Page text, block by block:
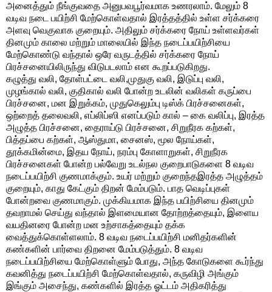
அனைத்தும் நீங்குவதை அனுபவபூர்வமாக உணரலாம். மேலும் 8
வடிவ நடை பயிற்சி மேற்கொள்வதால் இரத்தத்தில் உள்ள சர்க்கரை
அளவு வெகுவாக குறையும். அதிலும் சர்க்கரை நோய் உள்ளவர்கள்
தினமும் காலை மற்றும் மாலையில் இந்த நடைப்பயிற்சியை
மேற்கொண்டு வந்தால் ஒரே வருடத்தில் சர்க்கரை நோய்
பிரச்சனையிலிருந்து விடுபடலாம் என கூறப்படுகிறது.
கழுத்து வலி, தோள்பட்டை வலி,முதுகு வலி, இடுப்பு வலி,
முழங்கால் வலி, குதிகால் வலி போன்ற உடலின் வலிகள் கருப்பை
பிரச்சனை, மன இறுக்கம், முதுகெலும்பு டிஸ்க் பிரச்சனைகள்,
ஒற்றைத் தலைவலி, எப்லிப்ஸி எனப்படும் கால் – கை வலிப்பு, இரத்த
அழுத்த பிரச்சனை, தைராய்டு பிரச்சனை, சிறுநீரக கற்கள்,
பித்தப்பை கற்கள், ஆஸ்துமா, சைனஸ், மூல நோய்கள்,
தூக்கமின்மை, இதய நோய், நரம்பு கோளாறுகள், சிறுநீரக
பிரச்சனைகள் போன்ற பல்வேறு உடல்நல குறைபாடுகளை 8 வடிவ
நடைப்பயிற்சி குணமாக்கும். உயர் மற்றும் குறைந்தஇரத்த அழுத்தம்
குறையும், காது கேட்கும் திறன் மேம்படும். பாத வெடிப்புகள்
போன்றவை குணமாகும். முக்கியமாக இந்த பயிற்சியை தினமும்
தவறாமல் செய்து வந்தால் இளமையான தோற்றத்தையும், இளைய
வயதினரை போன்ற மன உற்சாகத்தையும் தக்க
வைத்துக்கொள்ளலாம். 8 வடிவ நடைப்பயிற்சி மனிதர்களின்
கண்களின் பார்வை திறனை மேம்படுத்தும். 8 வடிவ
நடைப்பயிற்சியை மேற்கொள்ளும் போது, அந்த கோடுகளை கூர்ந்து
கவனித்து நடைப்பயிற்சி மேற்கொள்வதால், கருவிழி அங்கும்
இங்கும் அசைந்து, கண்களில் இரத்த ஓட்டம் அதிகரித்து